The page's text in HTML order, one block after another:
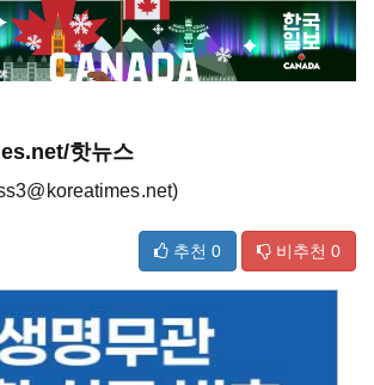
핫뉴스
추천 0 비추천 0